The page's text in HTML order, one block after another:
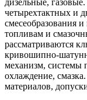
четырехтактных и
смесеобразования
топливам и
рассматриваются
механизм, системы
охлаждение,
материалов,